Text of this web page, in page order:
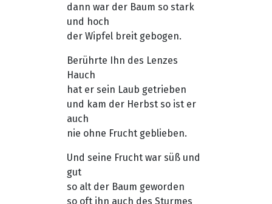
dann war der Baum so stark
und hoch
der Wipfel breit gebogen.
Berührte Ihn des Lenzes
Hauch
hat er sein Laub getrieben
und kam der Herbst so ist er
auch
nie ohne Frucht geblieben.
Und seine Frucht war süß und
gut
so alt der Baum geworden
so oft ihn auch des Sturmes